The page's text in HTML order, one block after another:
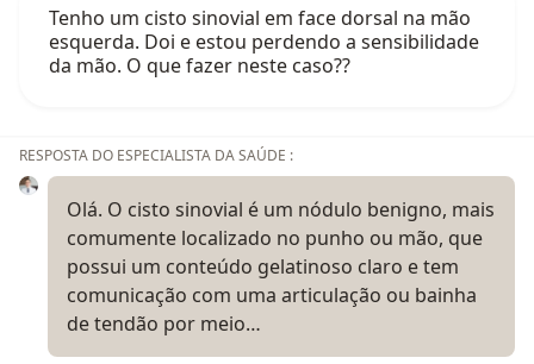
Tenho um cisto sinovial em face dorsal na mão
esquerda. Doi e estou perdendo a sensibilidade
da mão. O que fazer neste caso??
RESPOSTA DO ESPECIALISTA DA SAÚDE :
Olá. O cisto sinovial é um nódulo benigno, mais
comumente localizado no punho ou mão, que
possui um conteúdo gelatinoso claro e tem
comunicação com uma articulação ou bainha
de tendão por meio…